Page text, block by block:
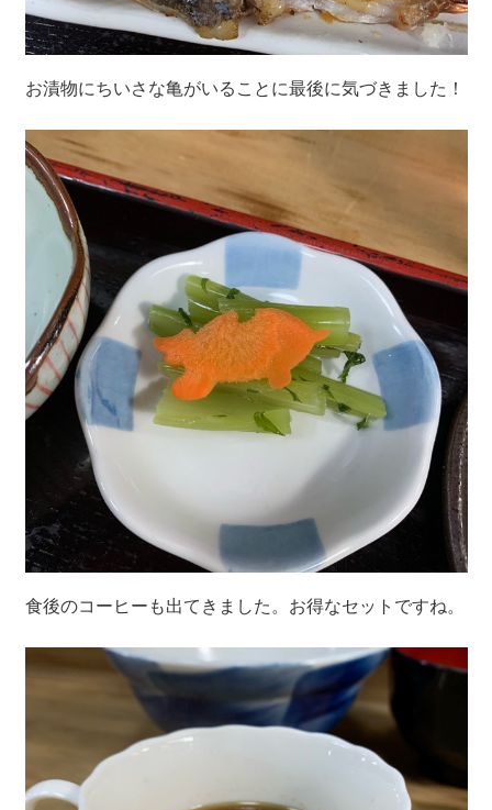
お漬物にちいさな亀がいることに最後に気づきました！
食後のコーヒーも出てきました。お得なセットですね。